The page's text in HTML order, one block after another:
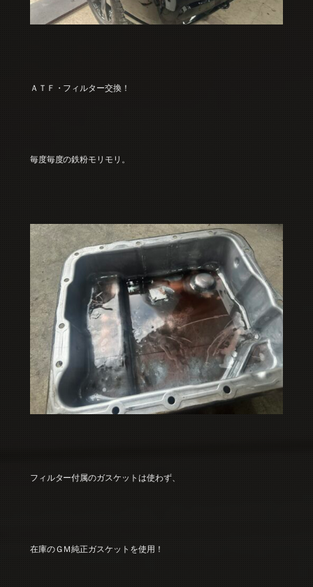
ＡＴＦ・フィルター交換！
毎度毎度の鉄粉モリモリ。
フィルター付属のガスケットは使わず、
在庫のＧＭ純正ガスケットを使用！